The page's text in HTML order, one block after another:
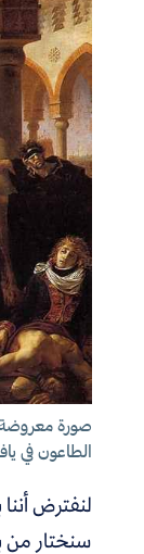
صورة معروضة
الطاعون في
سنختار من